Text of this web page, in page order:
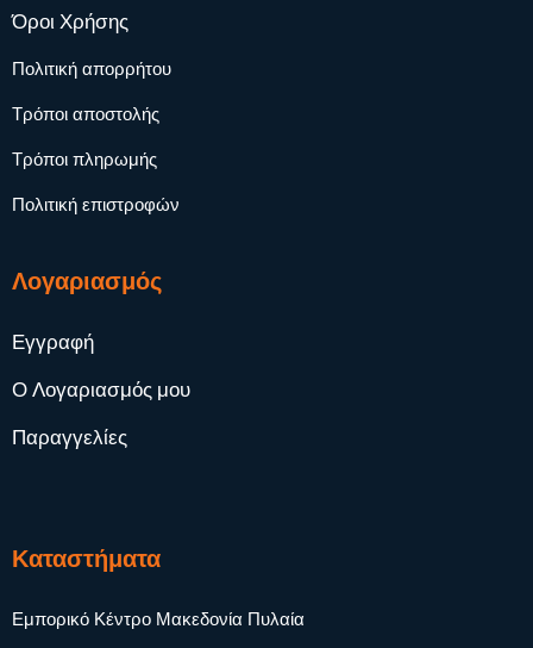
Όροι Χρήσης
Πολιτική απορρήτου
Τρόποι αποστολής
Τρόποι πληρωμής
Πολιτική επιστροφών
Λογαριασμός
Εγγραφή
Ο Λογαριασμός μου
Παραγγελίες
Καταστήματα
Εμπορικό Κέντρο Μακεδονία Πυλαία